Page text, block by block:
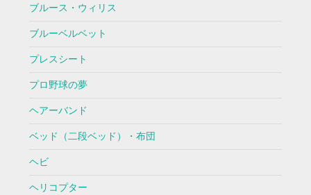
ブルース・ウィリス
ブルーベルベット
プレスシート
プロ野球の夢
ヘアーバンド
ベッド（二段ベッド）・布団
ヘビ
ヘリコプター